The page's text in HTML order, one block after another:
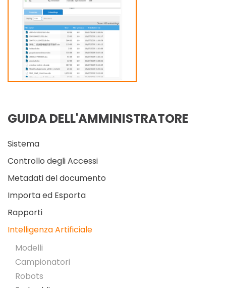
GUIDA DELL'AMMINISTRATORE
Sistema
Controllo degli Accessi
Metadati del documento
Importa ed Esporta
Rapporti
Intelligenza Artificiale
Modelli
Campionatori
Robots